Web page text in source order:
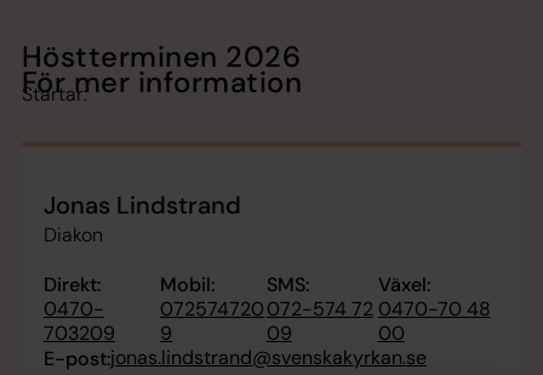
Höstterminen 2026
Startar:
För mer information
Jonas Lindstrand
Diakon
Direkt:
0470-
703209
Mobil:
072574720
9
SMS:
072-574 72
09
Växel:
0470-70 48
00
E-post:jonas.lindstrand@svenskakyrkan.se